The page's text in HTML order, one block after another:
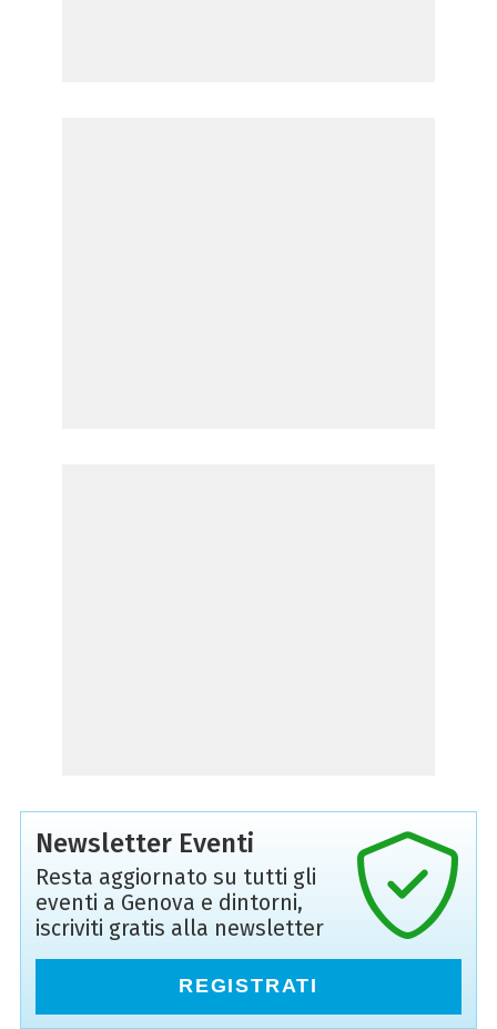
Newsletter Eventi
Resta aggiornato su tutti gli
eventi a Genova e dintorni,
iscriviti gratis alla newsletter
REGISTRATI